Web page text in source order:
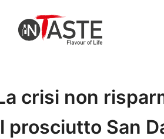
crisi non
prosciutto San